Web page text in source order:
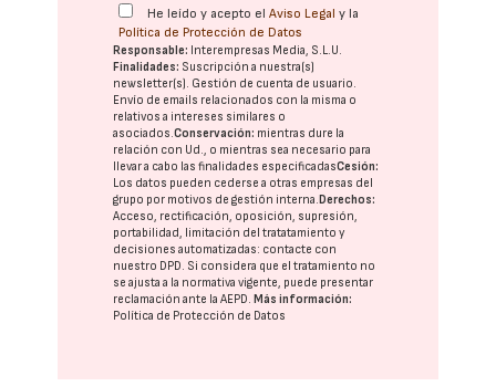
He leído y acepto elAviso Legal y la
Política de Protección de Datos
Responsable: Interempresas Media, S.L.U.
Finalidades: Suscripción a nuestra(s)
newsletter(s). Gestión de cuenta de usuario.
Envío de emails relacionados con la misma o
relativos a intereses similares o
asociados.Conservación: mientras dure la
relación con Ud., o mientras sea necesario para
llevar a cabo las finalidades especificadasCesión:
Los datos pueden cederse a otras empresas del
grupo por motivos de gestión interna. Derechos:
Acceso, rectificación, oposición, supresión,
portabilidad, limitación del tratatamiento y
decisiones automatizadas: contacte con
nuestro DPD. Si considera que el tratamiento no
se ajusta a la normativa vigente, puede presentar
reclamación ante laAEPD. Más información:
Política de Protección de Datos